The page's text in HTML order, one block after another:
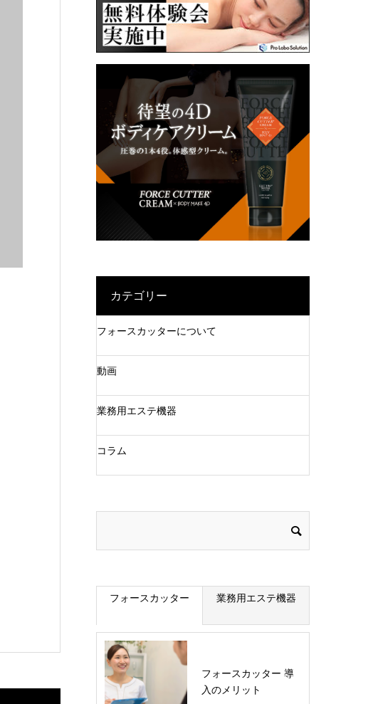
カテゴリー
フォースカッターについて
動画
業務用エステ機器
コラム
フォースカッター 業務用エステ機器
フォースカッター 導
入のメリット